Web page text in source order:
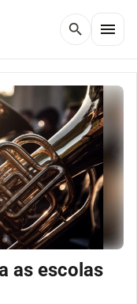
search menu
as escolas